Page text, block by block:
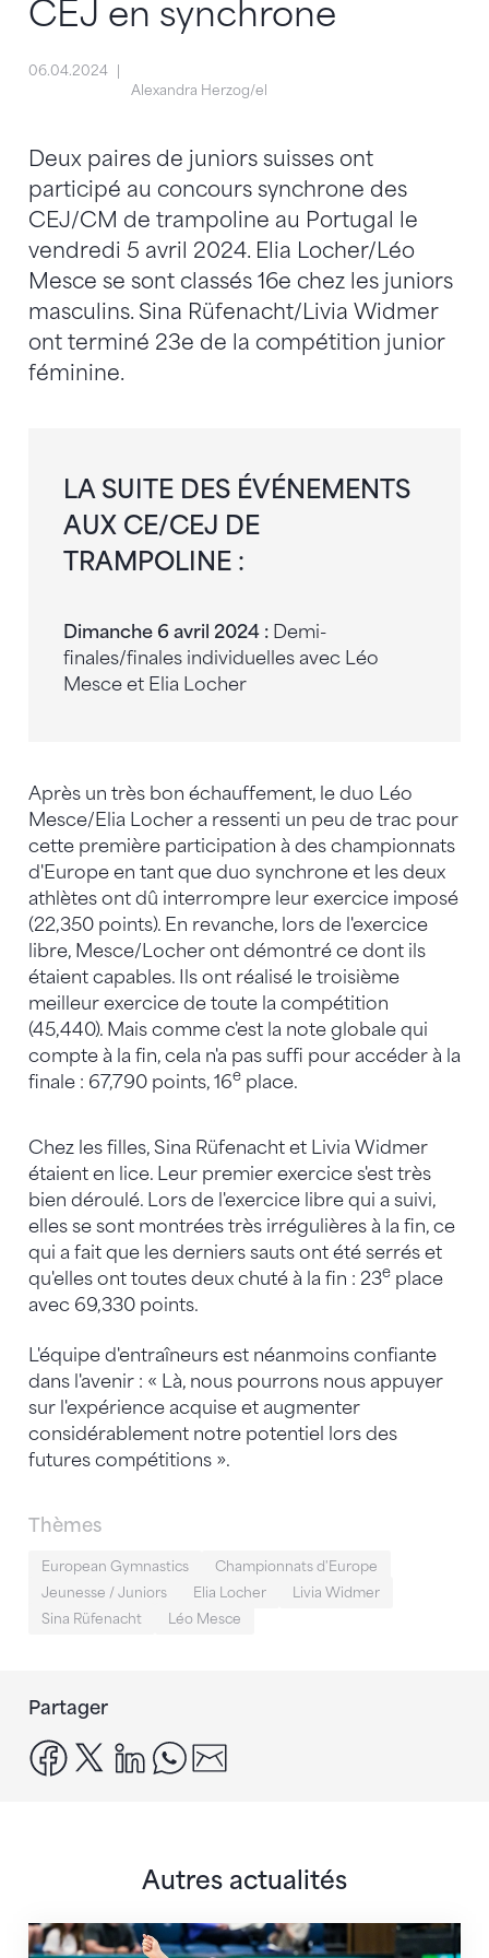
CEJ en synchrone
06.04.2024
Alexandra Herzog/el
Deux paires de juniors suisses ont
participé au concours synchrone des
CEJ/CM de trampoline au Portugal le
vendredi 5 avril 2024. Elia Locher/Léo
Mesce se sont classés 16e chez les juniors
masculins. Sina Rüfenacht/Livia Widmer
ont terminé 23e de la compétition junior
féminine.
LA SUITE DES ÉVÉNEMENTS
AUX CE/CEJ DE
TRAMPOLINE :
Dimanche 6 avril 2024 : Demi-
finales/finales individuelles avec Léo
Mesce et Elia Locher
Après un très bon échauffement, le duo Léo
Mesce/Elia Locher a ressenti un peu de trac pour
cette première participation à des championnats
d'Europe en tant que duo synchrone et les deux
athlètes ont dû interrompre leur exercice imposé
(22,350 points). En revanche, lors de l'exercice
libre, Mesce/Locher ont démontré ce dont ils
étaient capables. Ils ont réalisé le troisième
meilleur exercice de toute la compétition
(45,440). Mais comme c'est la note globale qui
compte à la fin, cela n'a pas suffi pour accéder à la
finale : 67,790 points, 16e place.
Chez les filles, Sina Rüfenacht et Livia Widmer
étaient en lice. Leur premier exercice s'est très
bien déroulé. Lors de l'exercice libre qui a suivi,
elles se sont montrées très irrégulières à la fin, ce
qui a fait que les derniers sauts ont été serrés et
qu'elles ont toutes deux chuté à la fin : 23e place
avec 69,330 points.
L'équipe d'entraîneurs est néanmoins confiante
dans l'avenir : « Là, nous pourrons nous appuyer
sur l'expérience acquise et augmenter
considérablement notre potentiel lors des
futures compétitions ».
Thèmes
European Gymnastics
Championnats d'Europe
Jeunesse / Juniors
Elia Locher
Livia Widmer
Sina Rüfenacht
Léo Mesce
Partager
facebook
x linkedinwhatsapp
Autres actualités
Prochaine étape : les Championnats du monde